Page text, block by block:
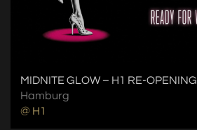
MIDNITE GLOW – H1 RE-OPENING
Hamburg
@ H1